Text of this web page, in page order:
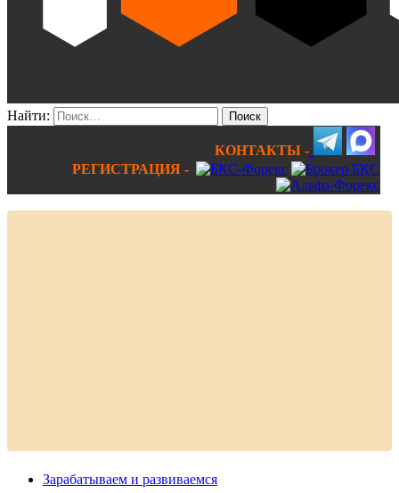
Найти:
КОНТАКТЫ -
РЕГИСТРАЦИЯ -
Зарабатываем и развиваемся